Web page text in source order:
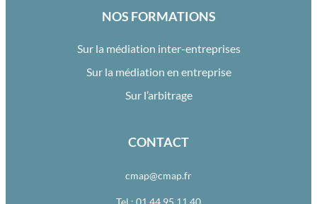
NOS FORMATIONS
Sur la médiation inter-entreprises
Sur la médiation en entreprise
Sur l’arbitrage
CONTACT
cmap@cmap.fr